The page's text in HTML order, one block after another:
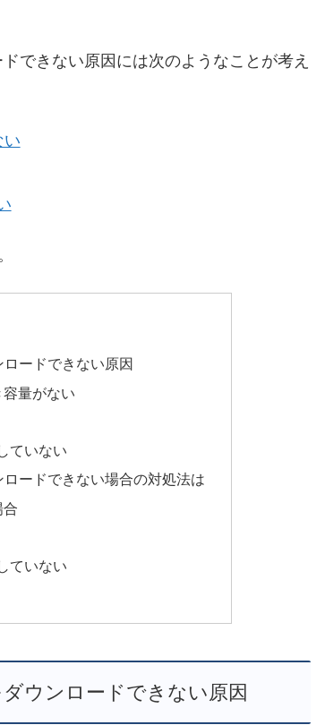
できない原因には次のようなことが考え
い
ードできない原因
量がない
ていない
ードできない場合の対処法は
合
ていない
ウンロードできない原因